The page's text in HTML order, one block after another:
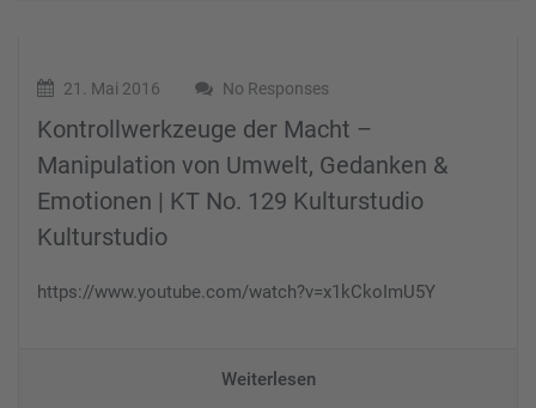
21. Mai 2016 No Responses
Kontrollwerkzeuge der Macht –
Manipulation von Umwelt, Gedanken &
Emotionen | KT No. 129 Kulturstudio
Kulturstudio
https://www.youtube.com/watch?v=x1kCkoImU5Y
Weiterlesen